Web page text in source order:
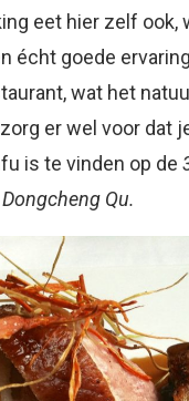
eet hier zelf ook,
écht goede
wat het
er wel voor dat
is te vinden op de
Qu.